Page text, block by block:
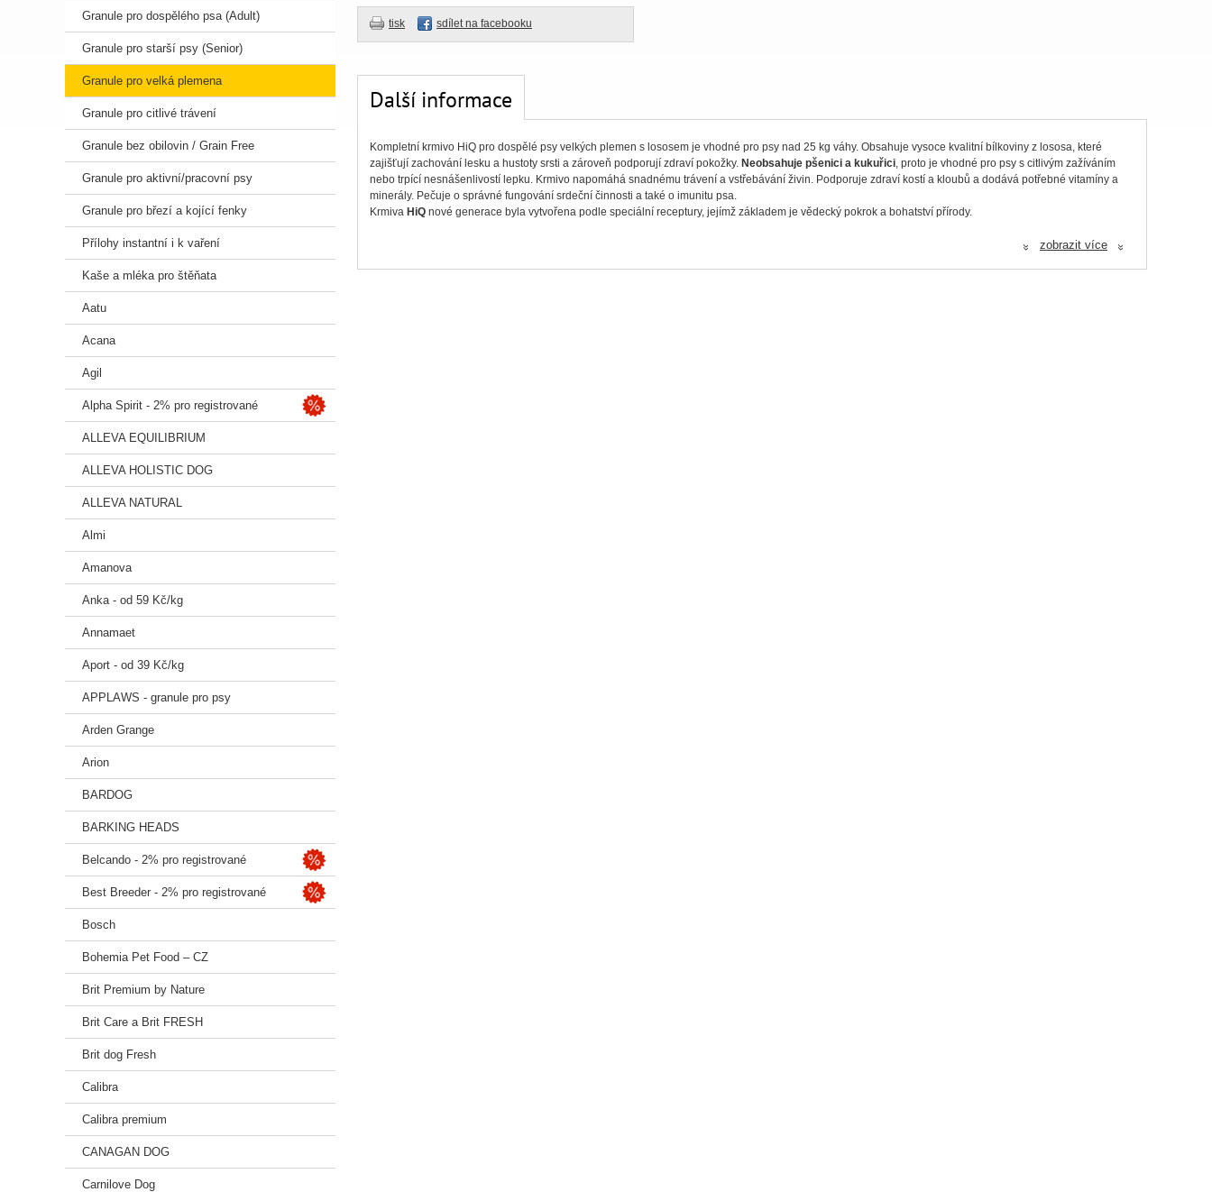
tisk sdílet na facebooku
Další informace
Kompletní krmivo HiQ pro dospělé psy velkých plemen s lososem je vhodné pro psy nad 25 kg váhy. Obsahuje vysoce kvalitní bílkoviny z lososa, které
zajišťují zachování lesku a hustoty srsti a zároveň podporují zdraví pokožky. Neobsahuje pšenici a kukuřici, proto je vhodné pro psy s citlivým zažíváním
nebo trpící nesnášenlivostí lepku. Krmivo napomáhá snadnému trávení a vstřebávání živin. Podporuje zdraví kostí a kloubů a dodává potřebné vitamíny a
minerály. Pečuje o správné fungování srdeční činnosti a také o imunitu psa.
Krmiva HiQ nové generace byla vytvořena podle speciální receptury, jejímž základem je vědecký pokrok a bohatství přírody.
« zobrazit více «
Granule pro dospělého psa (Adult)
Granule pro starší psy (Senior)
Granule pro velká plemena
Granule pro citlivé trávení
Granule bez obilovin / Grain Free
Granule pro aktivní/pracovní psy
Granule pro březí a kojící fenky
Přílohy instantní i k vaření
Kaše a mléka pro štěňata
Aatu
Acana
Agil
Alpha Spirit - 2% pro registrované
ALLEVA EQUILIBRIUM
ALLEVA HOLISTIC DOG
ALLEVA NATURAL
Almi
Amanova
Anka - od 59 Kč/kg
Annamaet
Aport - od 39 Kč/kg
APPLAWS - granule pro psy
Arden Grange
Arion
BARDOG
BARKING HEADS
Belcando - 2% pro registrované
Best Breeder - 2% pro registrované
Bosch
Bohemia Pet Food – CZ
Brit Premium by Nature
Brit Care a Brit FRESH
Brit dog Fresh
Calibra
Calibra premium
CANAGAN DOG
Carnilove Dog